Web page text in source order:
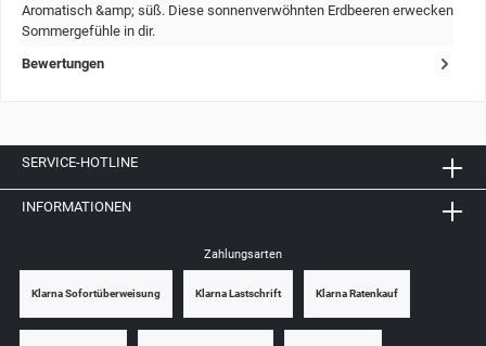
Aromatisch &amp; süß. Diese sonnenverwöhnten Erdbeeren erwecken
Sommergefühle in dir.
Bewertungen
SERVICE-HOTLINE
INFORMATIONEN
Zahlungsarten
Klarna Sofortüberweisung Klarna Lastschrift Klarna Ratenkauf